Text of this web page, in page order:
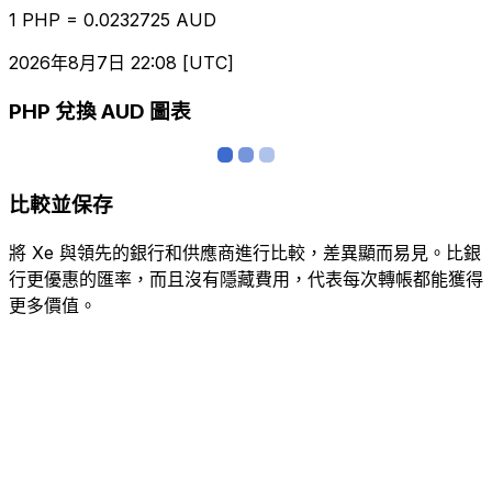
1 PHP = 0.0232725 AUD
2026年8月7日 22:08 [UTC]
PHP 兌換 AUD 圖表
比較並保存
將 Xe 與領先的銀行和供應商進行比較，差異顯而易見。比銀
行更優惠的匯率，而且沒有隱藏費用，代表每次轉帳都能獲得
更多價值。